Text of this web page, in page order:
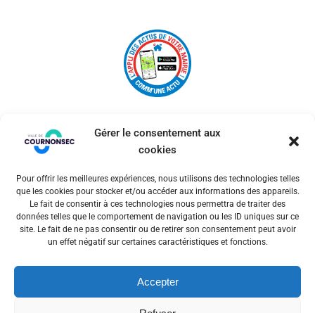
Gérer le consentement aux
cookies
Pour offrir les meilleures expériences, nous utilisons des technologies telles
que les cookies pour stocker et/ou accéder aux informations des appareils.
Le fait de consentir à ces technologies nous permettra de traiter des
données telles que le comportement de navigation ou les ID uniques sur ce
site. Le fait de ne pas consentir ou de retirer son consentement peut avoir
un effet négatif sur certaines caractéristiques et fonctions.
Accepter
© 2026 Ville de Cournonsec. Un service proposé par
Comm'un Site
Mentions légales